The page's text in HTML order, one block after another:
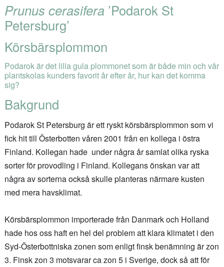
Prunus cerasifera ’Podarok St
Petersburg’
Körsbärsplommon
Podarok är det lilla gula plommonet som är både min och vår
plantskolas kunders favorit år efter år, hur kan det komma
sig?
Bakgrund
Podarok St Petersburg är ett ryskt körsbärsplommon som vi
fick hit till Österbotten våren 2001 från en kollega i östra
Finland. Kollegan hade under några år samlat olika ryska
sorter för provodling i Finland. Kollegans önskan var att
några av sorterna också skulle planteras närmare kusten
med mera havsklimat.
Körsbärsplommon importerade från Danmark och Holland
hade hos oss haft en hel del problem att klara klimatet i den
Syd-Österbottniska zonen som enligt finsk benämning är zon
3. Finsk zon 3 motsvarar ca zon 5 i Sverige, dock så att för